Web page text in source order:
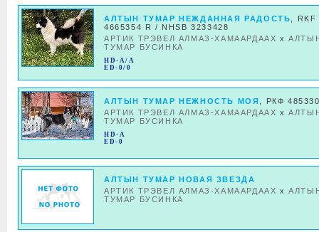
АЛТЫН ТУМАР НЕЖДАННАЯ РАДОСТЬ
, RKF
4665354 R / NHSB 3233428
АРТИК ТРЭВЕЛ АЛМАЗ-ХАМААРДААХ x
ТУМАР БУСИНКА
HD-A/A
ED-0/0
АЛТЫН ТУМАР НЕЖНОСТЬ МОЯ
, РКФ
АРТИК ТРЭВЕЛ АЛМАЗ-ХАМААРДААХ x
ТУМАР БУСИНКА
HD-A
ED-0
АЛТЫН ТУМАР НОВАЯ ЗВЕЗДА
АРТИК ТРЭВЕЛ АЛМАЗ-ХАМААРДААХ x
ТУМАР БУСИНКА